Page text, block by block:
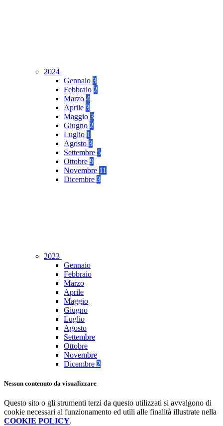
2024
Gennaio 3
Febbraio 2
Marzo 4
Aprile 3
Maggio 3
Giugno 2
Luglio 1
Agosto 3
Settembre 5
Ottobre 9
Novembre 11
Dicembre 3
2023
Gennaio
Febbraio
Marzo
Aprile
Maggio
Giugno
Luglio
Agosto
Settembre
Ottobre
Novembre
Dicembre 2
Nessun contenuto da visualizzare
Questo sito o gli strumenti terzi da questo utilizzati si avvalgono di
cookie necessari al funzionamento ed utili alle finalità illustrate nella
COOKIE POLICY.